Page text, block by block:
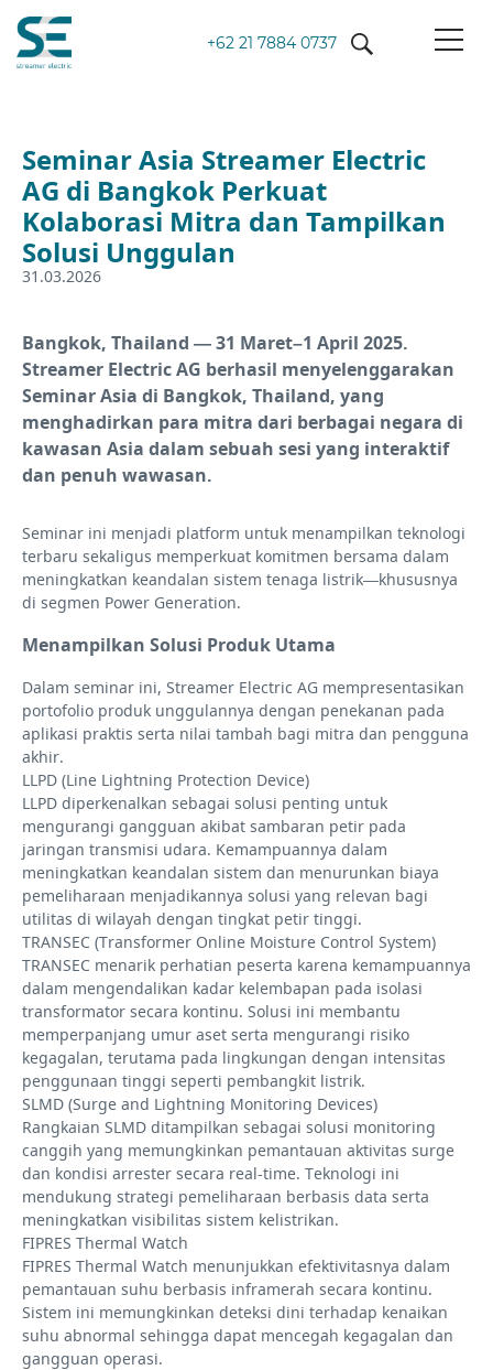
+62 21 7884 0737
Seminar Asia Streamer Electric
AG di Bangkok Perkuat
Kolaborasi Mitra dan Tampilkan
Solusi Unggulan
31.03.2026
Bangkok, Thailand — 31 Maret–1 April 2025.
Streamer Electric AG berhasil menyelenggarakan
Seminar Asia di Bangkok, Thailand, yang
menghadirkan para mitra dari berbagai negara di
kawasan Asia dalam sebuah sesi yang interaktif
dan penuh wawasan.
Seminar ini menjadi platform untuk menampilkan teknologi
terbaru sekaligus memperkuat komitmen bersama dalam
meningkatkan keandalan sistem tenaga listrik—khususnya
di segmen Power Generation.
Menampilkan Solusi Produk Utama
Dalam seminar ini, Streamer Electric AG mempresentasikan
portofolio produk unggulannya dengan penekanan pada
aplikasi praktis serta nilai tambah bagi mitra dan pengguna
akhir.
LLPD (Line Lightning Protection Device)
LLPD diperkenalkan sebagai solusi penting untuk
mengurangi gangguan akibat sambaran petir pada
jaringan transmisi udara. Kemampuannya dalam
meningkatkan keandalan sistem dan menurunkan biaya
pemeliharaan menjadikannya solusi yang relevan bagi
utilitas di wilayah dengan tingkat petir tinggi.
TRANSEC (Transformer Online Moisture Control System)
TRANSEC menarik perhatian peserta karena kemampuannya
dalam mengendalikan kadar kelembapan pada isolasi
transformator secara kontinu. Solusi ini membantu
memperpanjang umur aset serta mengurangi risiko
kegagalan, terutama pada lingkungan dengan intensitas
penggunaan tinggi seperti pembangkit listrik.
SLMD (Surge and Lightning Monitoring Devices)
Rangkaian SLMD ditampilkan sebagai solusi monitoring
canggih yang memungkinkan pemantauan aktivitas surge
dan kondisi arrester secara real-time. Teknologi ini
mendukung strategi pemeliharaan berbasis data serta
meningkatkan visibilitas sistem kelistrikan.
FIPRES Thermal Watch
FIPRES Thermal Watch menunjukkan efektivitasnya dalam
pemantauan suhu berbasis inframerah secara kontinu.
Sistem ini memungkinkan deteksi dini terhadap kenaikan
suhu abnormal sehingga dapat mencegah kegagalan dan
gangguan operasi.